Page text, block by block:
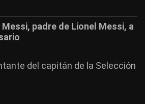
padre de Lionel Messi, a
del capitán de la Selección